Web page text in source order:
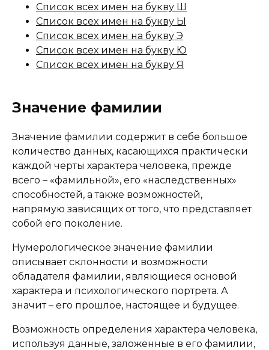
Список всех имен на букву Ш
Список всех имен на букву Ы
Список всех имен на букву Э
Список всех имен на букву Ю
Список всех имен на букву Я
Значение фамилии
Значение фамилии содержит в себе большое
количество данных, касающихся практически
каждой черты характера человека, прежде
всего – «фамильной», его «наследственных»
способностей, а также возможностей,
напрямую зависящих от того, что представляет
собой его поколение.
Нумерологическое значение фамилии
описывает склонности и возможности
обладателя фамилии, являющиеся основой
характера и психологического портрета. А
значит – его прошлое, настоящее и будущее.
Возможность определения характера человека,
используя данные, заложенные в его фамилии,